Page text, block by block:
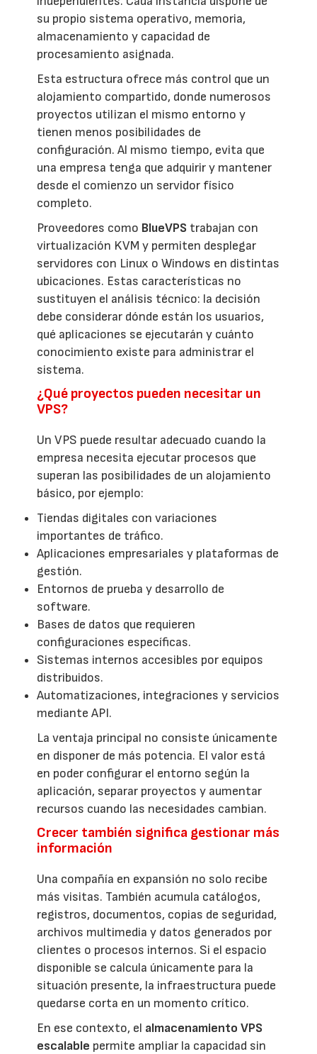
su propio sistema operativo, memoria,
almacenamiento y capacidad de
procesamiento asignada.
Esta estructura ofrece más control que un
alojamiento compartido, donde numerosos
proyectos utilizan el mismo entorno y
tienen menos posibilidades de
configuración. Al mismo tiempo, evita que
una empresa tenga que adquirir y mantener
desde el comienzo un servidor físico
completo.
Proveedores como BlueVPS trabajan con
virtualización KVM y permiten desplegar
servidores con Linux o Windows en distintas
ubicaciones. Estas características no
sustituyen el análisis técnico: la decisión
debe considerar dónde están los usuarios,
qué aplicaciones se ejecutarán y cuánto
conocimiento existe para administrar el
sistema.
¿Qué proyectos pueden necesitar un
VPS?
Un VPS puede resultar adecuado cuando la
empresa necesita ejecutar procesos que
superan las posibilidades de un alojamiento
básico, por ejemplo:
Tiendas digitales con variaciones
importantes de tráfico.
Aplicaciones empresariales y plataformas de
gestión.
Entornos de prueba y desarrollo de
software.
Bases de datos que requieren
configuraciones específicas.
Sistemas internos accesibles por equipos
distribuidos.
Automatizaciones, integraciones y servicios
mediante API.
La ventaja principal no consiste únicamente
en disponer de más potencia. El valor está
en poder configurar el entorno según la
aplicación, separar proyectos y aumentar
recursos cuando las necesidades cambian.
Crecer también significa gestionar más
información
Una compañía en expansión no solo recibe
más visitas. También acumula catálogos,
registros, documentos, copias de seguridad,
archivos multimedia y datos generados por
clientes o procesos internos. Si el espacio
disponible se calcula únicamente para la
situación presente, la infraestructura puede
quedarse corta en un momento crítico.
En ese contexto, el almacenamiento VPS
escalable permite ampliar la capacidad sin